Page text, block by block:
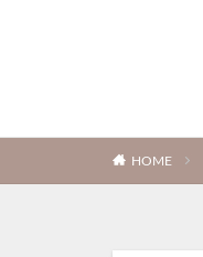
HOME